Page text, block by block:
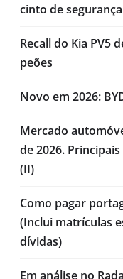
cinto de segurança
Recall do Kia PV5
peões
Novo em 2026:
Mercado
de 2026.
(II)
Como pagar
(Inclui matrículas
dívidas)
Em análise no